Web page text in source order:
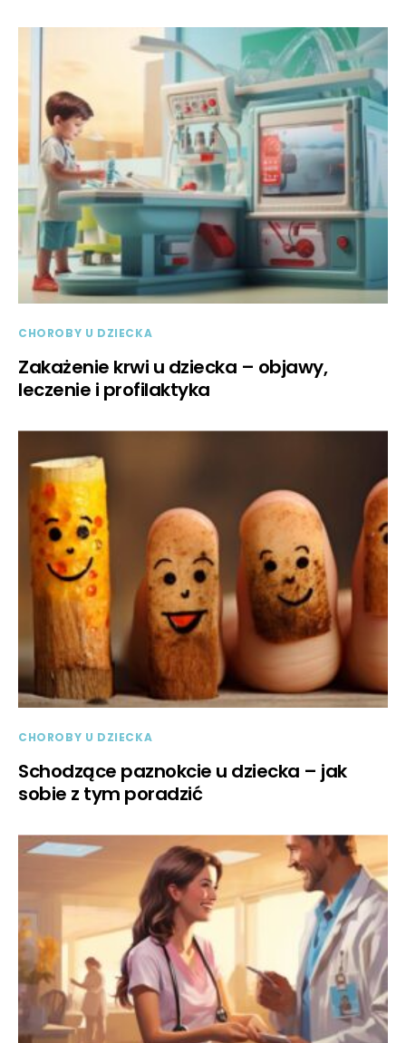
CHOROBY U DZIECKA
Zakażenie krwi u dziecka – objawy,
leczenie i profilaktyka
CHOROBY U DZIECKA
Schodzące paznokcie u dziecka – jak
sobie z tym poradzić